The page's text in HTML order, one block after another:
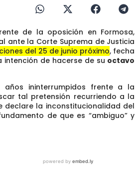
de la oposición en Formosa,
ante la Corte Suprema de Justicia
del 25 de junio próximo, fecha
de hacerse de su octavo
años ininterrumpidos frente a la
tal pretensión recurriendo a la
declare la inconstitucionalidad del
de que es “ambiguo” y